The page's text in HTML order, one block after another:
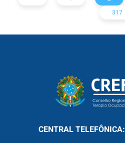
317
CENTRALTELEFÔNICA: